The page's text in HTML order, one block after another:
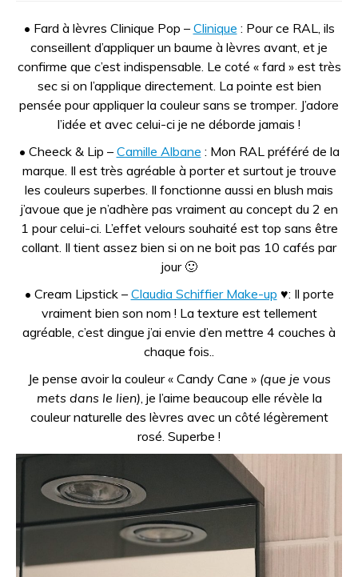
• Fard à lèvres Clinique Pop – Clinique : Pour ce RAL, ils
conseillent d’appliquer un baume à lèvres avant, et je
confirme que c’est indispensable. Le coté « fard » est très
sec si on l’applique directement. La pointe est bien
pensée pour appliquer la couleur sans se tromper. J’adore
l’idée et avec celui-ci je ne déborde jamais !
• Cheeck & Lip – Camille Albane : Mon RAL préféré de la
marque. Il est très agréable à porter et surtout je trouve
les couleurs superbes. Il fonctionne aussi en blush mais
j’avoue que je n’adhère pas vraiment au concept du 2 en
1 pour celui-ci. L’effet velours souhaité est top sans être
collant. Il tient assez bien si on ne boit pas 10 cafés par
jour 🙂
• Cream Lipstick – Claudia Schiffier Make-up ♥: Il porte
vraiment bien son nom ! La texture est tellement
agréable, c’est dingue j’ai envie d’en mettre 4 couches à
chaque fois..
Je pense avoir la couleur « Candy Cane » (que je vous
mets dans le lien), je l’aime beaucoup elle révèle la
couleur naturelle des lèvres avec un côté légèrement
rosé. Superbe !